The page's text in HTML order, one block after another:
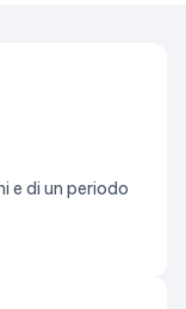
e di un periodo